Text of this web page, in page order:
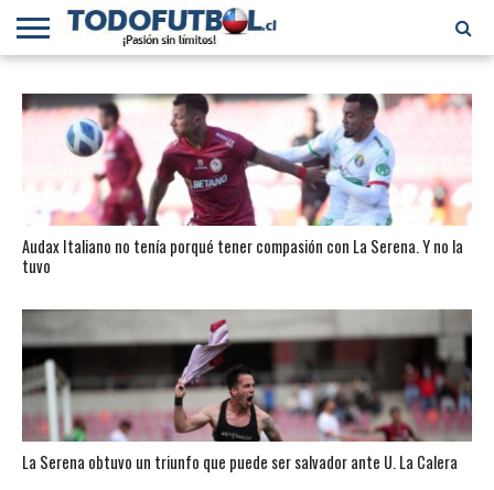
DIVISIÓN
PRIMERA
B
SELECCIÓN
CHILENA
CHILENOS
EN EL
MUNDO
FÚTBOL
INTERNACIONAL
Audax Italiano no tenía porqué tener compasión con La Serena. Y no la
tuvo
La Serena obtuvo un triunfo que puede ser salvador ante U. La Calera